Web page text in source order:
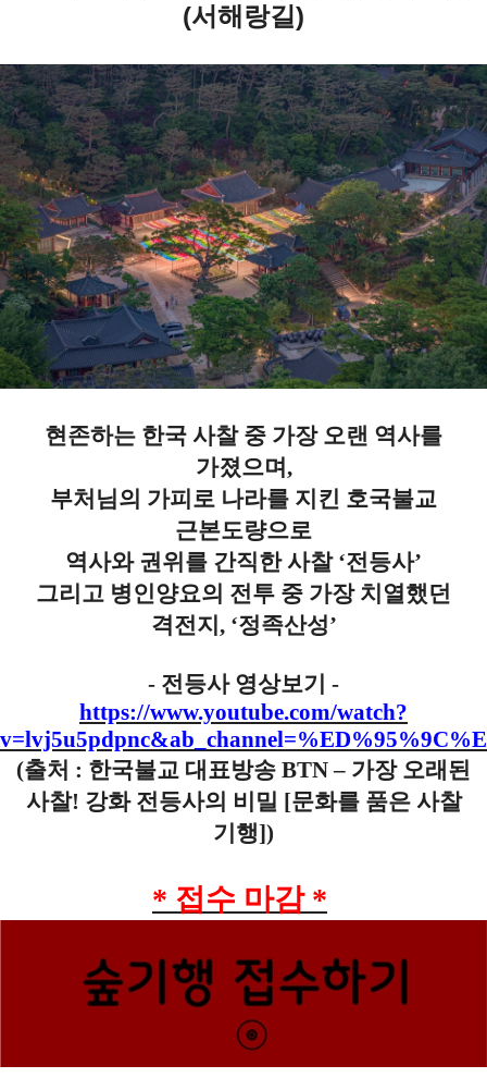
(서해랑길)
현존하는 한국 사찰 중 가장 오랜 역사를
가졌으며,
부처님의 가피로 나라를 지킨 호국불교
근본도량으로
역사와 권위를 간직한 사찰 ‘전등사’
그리고 병인양요의 전투 중 가장 치열했던
격전지 , ‘정족산성’
- 전등사 영상보기 -
https://www.youtube.com/watch?
(출처 : 한국불교 대표방송 BTN– 가장 오래된
사찰! 강화 전등사의 비밀 [문화를 품은 사찰
기행])
* 접수 마감 *